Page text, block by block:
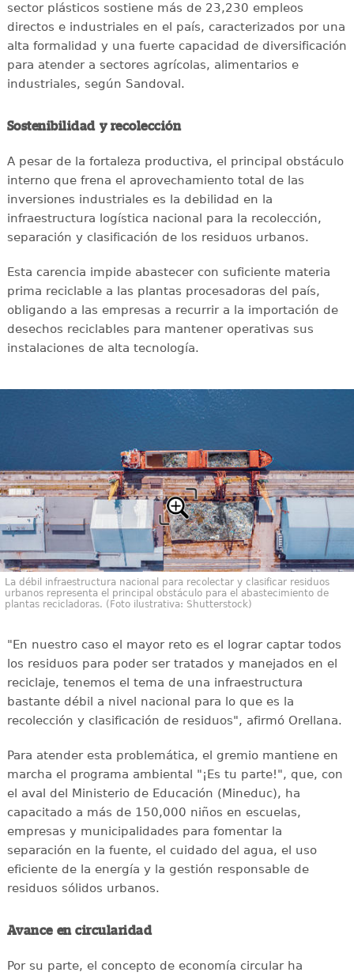
sector plásticos sostiene más de 23,230 empleos
directos e industriales en el país, caracterizados por una
alta formalidad y una fuerte capacidad de diversificación
para atender a sectores agrícolas, alimentarios e
industriales, según Sandoval.
Sostenibilidad y recolección
A pesar de la fortaleza productiva, el principal obstáculo
interno que frena el aprovechamiento total de las
inversiones industriales es la debilidad en la
infraestructura logística nacional para la recolección,
separación y clasificación de los residuos urbanos.
Esta carencia impide abastecer con suficiente materia
prima reciclable a las plantas procesadoras del país,
obligando a las empresas a recurrir a la importación de
desechos reciclables para mantener operativas sus
instalaciones de alta tecnología.
La débil infraestructura nacional para recolectar y clasificar residuos
urbanos representa el principal obstáculo para el abastecimiento de
plantas recicladoras. (Foto ilustrativa: Shutterstock)
"En nuestro caso el mayor reto es el lograr captar todos
los residuos para poder ser tratados y manejados en el
reciclaje, tenemos el tema de una infraestructura
bastante débil a nivel nacional para lo que es la
recolección y clasificación de residuos", afirmó Orellana.
Para atender esta problemática, el gremio mantiene en
marcha el programa ambiental "¡Es tu parte!", que, con
el aval del Ministerio de Educación (Mineduc), ha
capacitado a más de 150,000 niños en escuelas,
empresas y municipalidades para fomentar la
separación en la fuente, el cuidado del agua, el uso
eficiente de la energía y la gestión responsable de
residuos sólidos urbanos.
Avance en circularidad
Por su parte, el concepto de economía circular ha